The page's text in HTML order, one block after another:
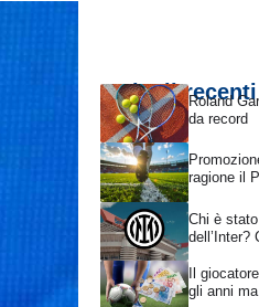
Articoli recenti
Roland
da record
ragione il
Chi è
dell’Inter?
Il
gli anni